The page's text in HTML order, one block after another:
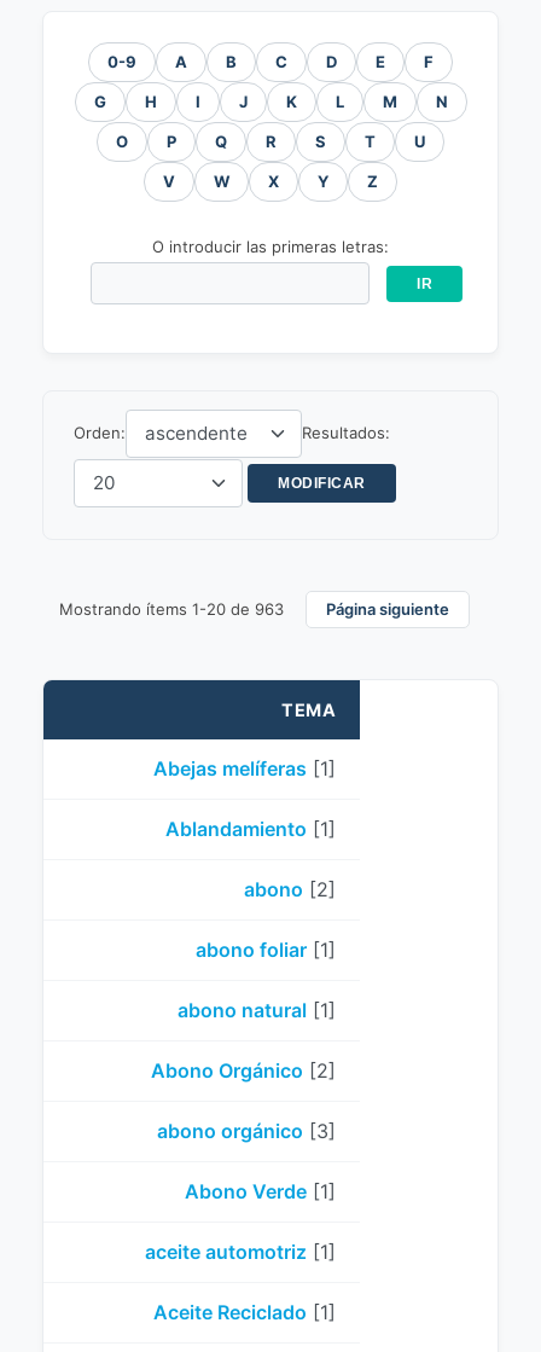
0-9 A B C D E F
G H I J K L M N
O P Q R S T U
V W X Y Z
O introducir las primeras letras:
Orden: Resultados:
Mostrando ítems 1-20 de 963 Página siguiente
TEMA
Abejas melíferas [1]
Ablandamiento [1]
abono [2]
abono foliar [1]
abono natural [1]
Abono Orgánico [2]
abono orgánico [3]
Abono Verde [1]
aceite automotriz [1]
Aceite Reciclado [1]